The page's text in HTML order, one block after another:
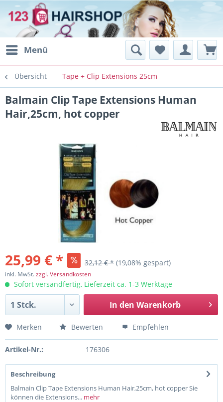
Menü
Übersicht Tape + Clip Extensions 25cm
Balmain Clip Tape Extensions Human
Hair,25cm, hot copper
25,99 € * 32,12 € * (19,08% gespart)
inkl. MwSt.zzgl. Versandkosten
Sofort versandfertig, Lieferzeit ca. 1-3 Werktage
In den Warenkorb
Merken Bewerten Empfehlen
Artikel-Nr.: 176306
Beschreibung
Balmain Clip Tape Extensions Human Hair,25cm, hot copper Sie
können die Extensions... mehr